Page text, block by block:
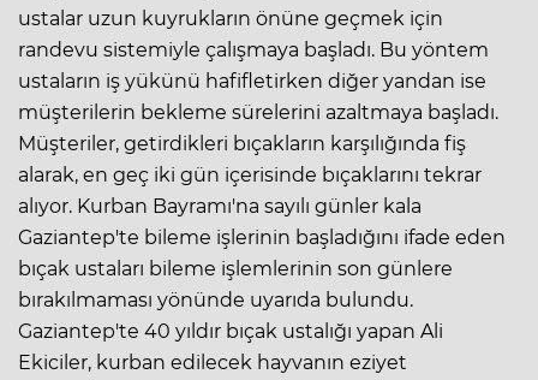
ustalar uzun kuyrukların önüne geçmek için
randevu sistemiyle çalışmaya başladı. Bu yöntem
ustaların iş yükünü hafifletirken diğer yandan ise
müşterilerin bekleme sürelerini azaltmaya başladı.
Müşteriler, getirdikleri bıçakların karşılığında fiş
alarak, en geç iki gün içerisinde bıçaklarını tekrar
alıyor. Kurban Bayramı'na sayılı günler kala
Gaziantep'te bileme işlerinin başladığını ifade eden
bıçak ustaları bileme işlemlerinin son günlere
bırakılmaması yönünde uyarıda bulundu.
Gaziantep'te 40 yıldır bıçak ustalığı yapan Ali
Ekiciler, kurban edilecek hayvanın eziyet